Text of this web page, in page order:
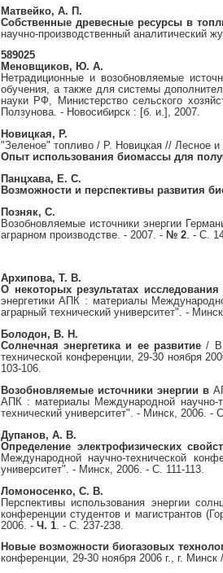
Матвейко, А. П.
Собственные древесные ресурсы в
научно-производственный аналитический
589025
Меновщиков, Ю. А.
Нетрадиционные и возобновляемые
обучения, а также для системы
науки РФ, Министерство сельского
Ползунова. - Новосибирск : [б. и.], 2007.
Новицкая, Р.
"Зеленое" топливо / Р. Новицкая // Лесное и
Опыт использования биомассы для
Панцхава, Е. С.
Возможности и перспективы развития
Позняк, С.
Возобновляемые источники энергии
аграрном производстве. - 2007. - № 2. - С.
Архипова, Т. В.
О некоторых результатах
энергетики АПК : материалы
аграрный технический университет". -
Болодон, В. Н.
Солнечная энергетика и ее развитие/ В.
технической конференции, 29-30 ноября
103-106.
Возобновляемые источники энергии в
АПК : материалы Международной научно-
технический университет". - Минск, 2006. -
Дупанов, А. В.
Определение электрофизических
Международной научно-технической
университет". - Минск, 2006. - С. 111-113.
Ломоносенко, С. В.
Перспективы использования энергии
конференции студентов и магистрантов
2006. - Ч. 1. - С. 237-238.
Новые возможности биогазовых
конференции, 29-30 ноября 2006 г., г.